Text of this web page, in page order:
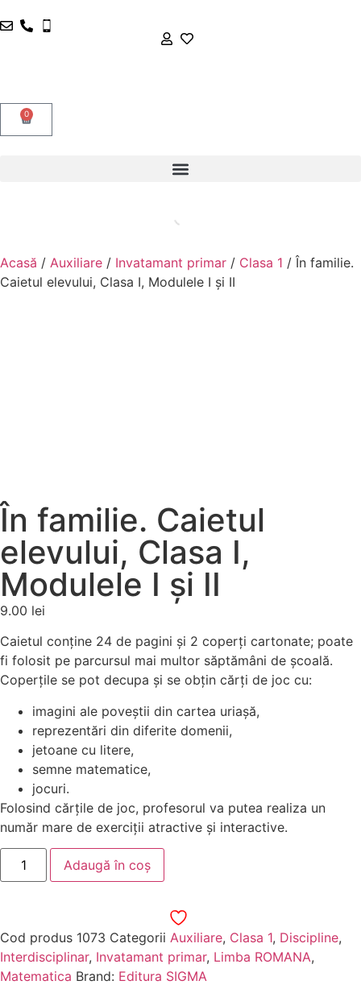
0
Acasă / Auxiliare / Invatamant primar / Clasa 1 / În familie.
Caietul elevului, Clasa I, Modulele I și II
În familie. Caietul
elevului, Clasa I,
Modulele I și II
9.00 lei
Caietul conţine 24 de pagini şi 2 coperţi cartonate; poate
fi folosit pe parcursul mai multor săptămâni de şcoală.
Coperţile se pot decupa şi se obţin cărţi de joc cu:
imagini ale poveştii din cartea uriaşă,
reprezentări din diferite domenii,
jetoane cu litere,
semne matematice,
jocuri.
Folosind cărțile de joc, profesorul va putea realiza un
număr mare de exerciții atractive și interactive.
Adaugă în coș
Cod produs 1073 Categorii Auxiliare, Clasa 1, Discipline,
Interdisciplinar, Invatamant primar, Limba ROMANA,
Matematica Brand: Editura SIGMA